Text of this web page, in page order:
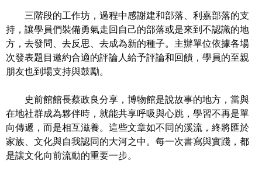
資
訊
安
告
為
民
三階段的工作坊，過程中感謝建和部落、利嘉部落的支
持，讓學員們裝備勇氣走回自己的部落或是來到不認識的地
方，去發問、去反思、去成為新的種子。主辦單位依據各場
次發表題目邀約合適的評論人給予評論和回饋，學員的至親
朋友也到場支持與鼓勵。
史前館館長蔡政良分享，博物館是說故事的地方，當與
在地社群成為夥伴時，就能共享呼吸與心跳，學習不再是單
向傳遞，而是相互滋養。這些文章如不同的溪流，終將匯於
家族、文化與自我認同的大河之中。每一次書寫與實踐，都
是讓文化向前流動的重要一步。